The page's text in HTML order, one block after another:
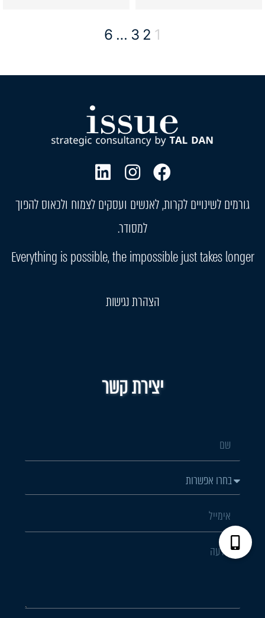
1
2
3
…
6
גורמים לשינויים לקרות, לאנשים ועסקים לצמוח ולכאוס להפוך
למסודר.
Everything is possible, the impossible just takes longer
הצהרת נגישות
יצירת קשר